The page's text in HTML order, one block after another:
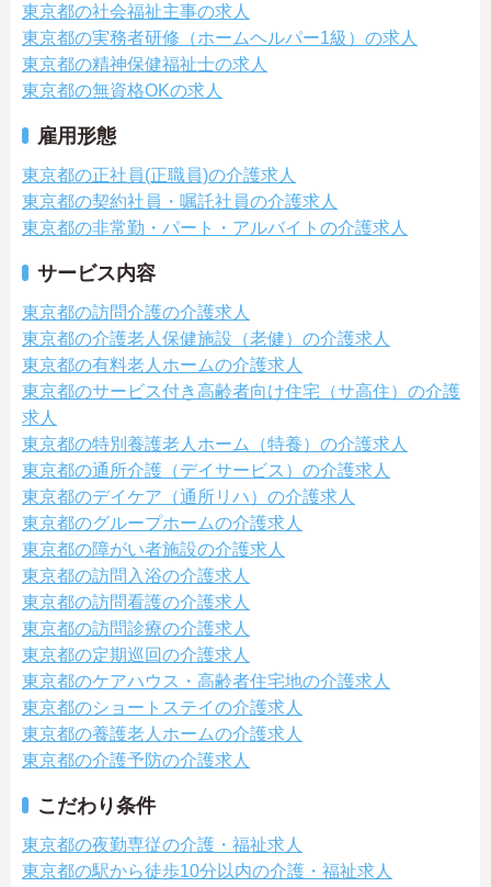
東京都の社会福祉主事の求人
東京都の実務者研修（ホームヘルパー1級）の求人
東京都の精神保健福祉士の求人
東京都の無資格OKの求人
雇用形態
東京都の正社員(正職員)の介護求人
東京都の契約社員・嘱託社員の介護求人
東京都の非常勤・パート・アルバイトの介護求人
サービス内容
東京都の訪問介護の介護求人
東京都の介護老人保健施設（老健）の介護求人
東京都の有料老人ホームの介護求人
東京都のサービス付き高齢者向け住宅（サ高住）の介護
求人
東京都の特別養護老人ホーム（特養）の介護求人
東京都の通所介護（デイサービス）の介護求人
東京都のデイケア（通所リハ）の介護求人
東京都のグループホームの介護求人
東京都の障がい者施設の介護求人
東京都の訪問入浴の介護求人
東京都の訪問看護の介護求人
東京都の訪問診療の介護求人
東京都の定期巡回の介護求人
東京都のケアハウス・高齢者住宅地の介護求人
東京都のショートステイの介護求人
東京都の養護老人ホームの介護求人
東京都の介護予防の介護求人
こだわり条件
東京都の夜勤専従の介護・福祉求人
東京都の駅から徒歩10分以内の介護・福祉求人